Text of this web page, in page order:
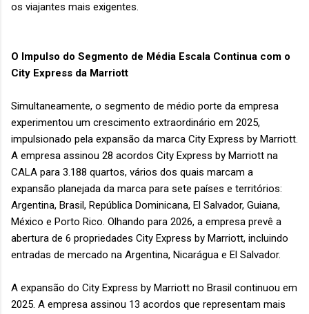
os viajantes mais exigentes.
O Impulso do Segmento de Média Escala Continua com o
City Express da Marriott
Simultaneamente, o segmento de médio porte da empresa
experimentou um crescimento extraordinário em 2025,
impulsionado pela expansão da marca City Express by Marriott.
A empresa assinou 28 acordos City Express by Marriott na
CALA para 3.188 quartos, vários dos quais marcam a
expansão planejada da marca para sete países e territórios:
Argentina, Brasil, República Dominicana, El Salvador, Guiana,
México e Porto Rico. Olhando para 2026, a empresa prevê a
abertura de 6 propriedades City Express by Marriott, incluindo
entradas de mercado na Argentina, Nicarágua e El Salvador.
A expansão do City Express by Marriott no Brasil continuou em
2025. A empresa assinou 13 acordos que representam mais